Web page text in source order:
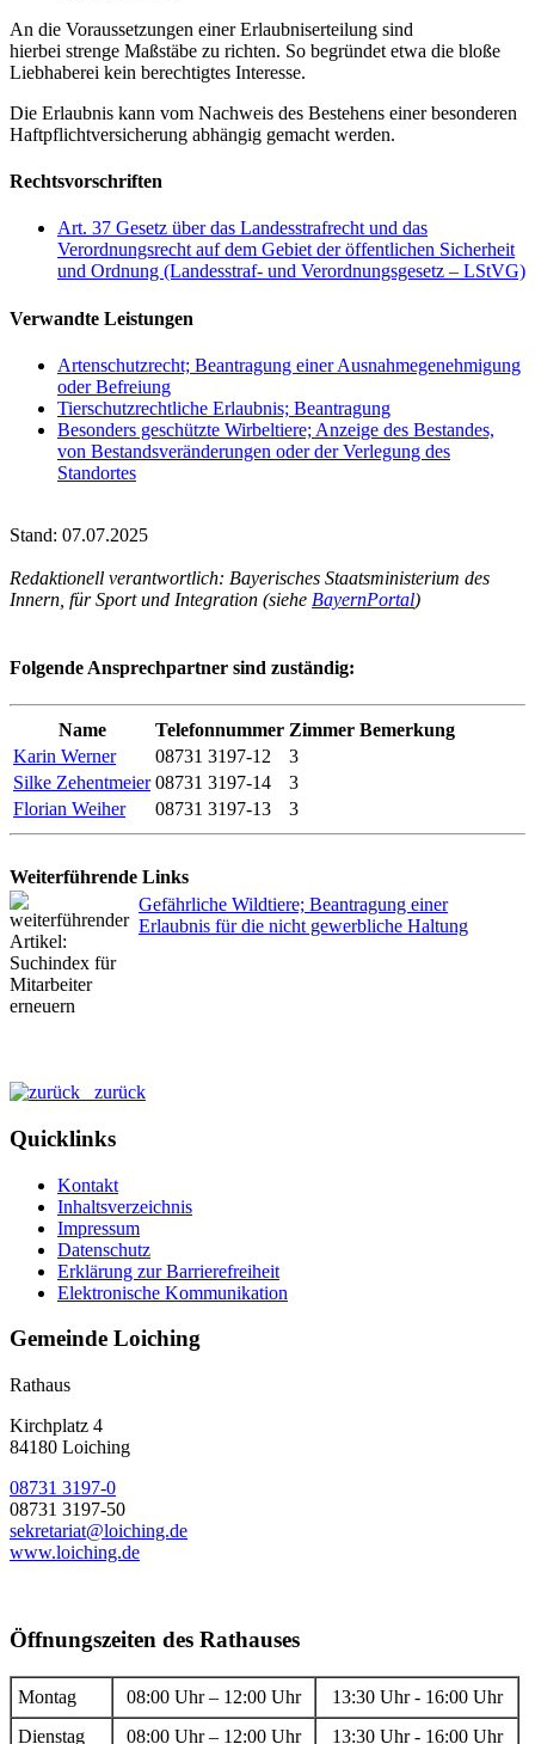
An die Voraussetzungen einer Erlaubniserteilung sind
hierbei strenge Maßstäbe zu richten. So begründet etwa die bloße
Liebhaberei kein berechtigtes Interesse.
Die Erlaubnis kann vom Nachweis des Bestehens einer besonderen
Haftpflichtversicherung abhängig gemacht werden.
Rechtsvorschriften
Art. 37 Gesetz über das Landesstrafrecht und das
Verordnungsrecht auf dem Gebiet der öffentlichen Sicherheit
und Ordnung (Landesstraf- und Verordnungsgesetz – LStVG)
Verwandte Leistungen
Artenschutzrecht; Beantragung einer Ausnahmegenehmigung
oder Befreiung
Tierschutzrechtliche Erlaubnis; Beantragung
Besonders geschützte Wirbeltiere; Anzeige des Bestandes,
von Bestandsveränderungen oder der Verlegung des
Standortes
Stand: 07.07.2025
Redaktionell verantwortlich: Bayerisches Staatsministerium des
Innern, für Sport und Integration (siehe BayernPortal)
Folgende Ansprechpartner sind zuständig:
Name Telefonnummer Zimmer Bemerkung
Karin Werner
08731 3197-12
3
Silke Zehentmeier 08731 3197-14
3
Florian Weiher
08731 3197-13 3
Weiterführende Links
Gefährliche Wildtiere; Beantragung einer
Erlaubnis für die nicht gewerbliche Haltung
zurück
Quicklinks
Kontakt
Inhaltsverzeichnis
Impressum
Datenschutz
Erklärung zur Barrierefreiheit
Elektronische Kommunikation
Gemeinde Loiching
Rathaus
Kirchplatz 4
84180 Loiching
08731 3197-0
08731 3197-50
sekretariat@loiching.de
www.loiching.de
Öffnungszeiten des Rathauses
Montag 08:00 Uhr – 12:00 Uhr
13:30 Uhr - 16:00 Uhr
Dienstag
08:00 Uhr – 12:00 Uhr 13:30 Uhr - 16:00 Uhr